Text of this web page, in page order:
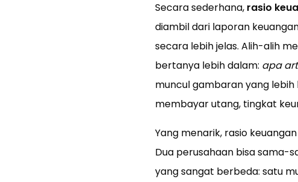
Secara sederhana, rasio
diambil dari laporan
secara lebih jelas. Alih-alih
bertanya lebih dalam: apa
muncul gambaran yang
membayar utang, tingkat
Yang menarik, rasio
Dua perusahaan bisa sama-
yang sangat berbeda: satu